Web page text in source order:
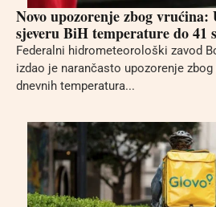
Novo upozorenje zbog
sjeveru BiH temperature do 41
Federalni hidrometeorološki zavod
izdao je narančasto upozorenje
dnevnih temperatura...